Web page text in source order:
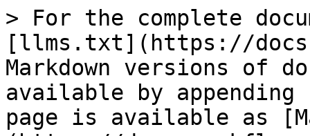
> For the complete
[llms.txt](https://
Markdown versions of
available by
page is available as